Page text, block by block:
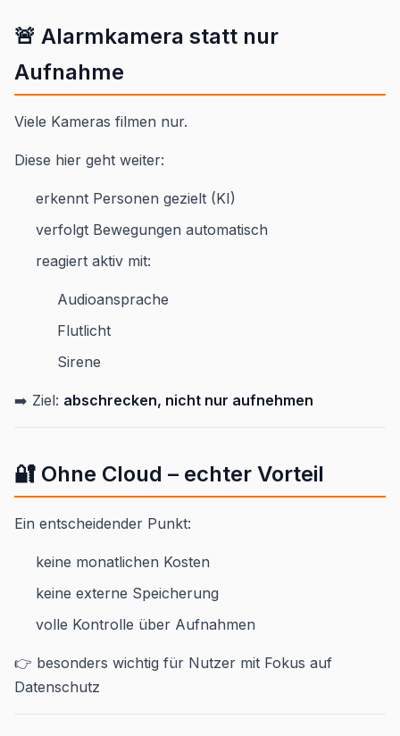
🚨 Alarmkamera statt nur
Aufnahme
Viele Kameras filmen nur.
Diese hier geht weiter:
erkennt Personen gezielt (KI)
verfolgt Bewegungen automatisch
reagiert aktiv mit:
Audioansprache
Flutlicht
Sirene
➡️ Ziel: abschrecken, nicht nur aufnehmen
🔐 Ohne Cloud – echter Vorteil
Ein entscheidender Punkt:
keine monatlichen Kosten
keine externe Speicherung
volle Kontrolle über Aufnahmen
👉 besonders wichtig für Nutzer mit Fokus auf
Datenschutz